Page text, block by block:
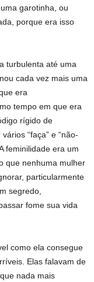
garotinha, ou
porque era isso
turbulenta até uma
cada vez mais uma
era
tempo em que era
rígido de
“faça” e “não-
feminilidade era um
que nenhuma mulher
particularmente
segredo,
fome sua vida
como ela consegue
Elas falavam de
nada mais